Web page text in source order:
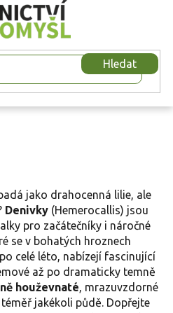
Hledat
jako drahocenná lilie, ale
Denivky (Hemerocallis) jsou
pro začátečníky i náročné
se v bohatých hroznech
celé léto, nabízejí fascinující
až po dramaticky temně
houževnaté , mrazuvzdorné
jakékoli půdě. Dopřejte